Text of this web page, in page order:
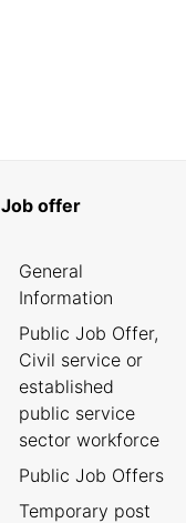
Job offer
General
Information
Public Job Offer,
Civil service or
established
public service
sector workforce
Public Job Offers
Temporary post